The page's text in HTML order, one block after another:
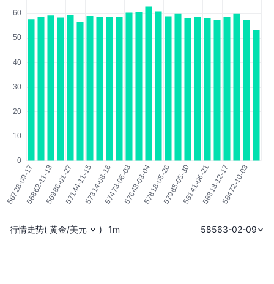
行情走势( 黄金/美元 ) 1m 58563-02-09